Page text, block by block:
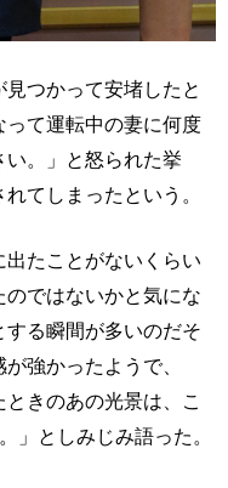
つかって安堵したと
て運転中の妻に何度
い。」と怒られた挙
てしまったという。
たことがないくらい
ではないかと気にな
る瞬間が多いのだそ
強かったようで、
ときのあの光景は、こ
」としみじみ語った。